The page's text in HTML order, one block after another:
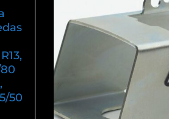
80
50